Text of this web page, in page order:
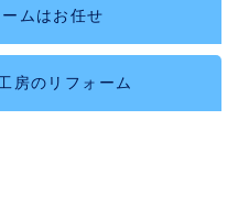
ムはお任せ
房のリフォーム